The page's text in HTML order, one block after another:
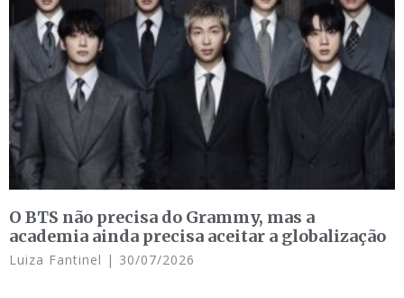
O BTS não precisa do Grammy, mas a
academia ainda precisa aceitar a globalização
Luiza Fantinel 30/07/2026